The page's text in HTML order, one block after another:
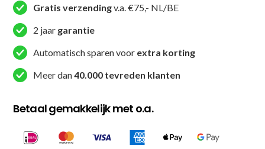
Spot
Zwart
/
aantal
Gratis verzendingv.a. €75,- NL/BE
2 jaar garantie
Automatisch sparen voor extra korting
Meer dan40.000 tevreden klanten
Betaal gemakkelijk met o.a.